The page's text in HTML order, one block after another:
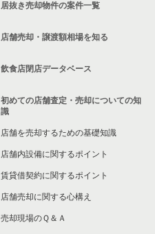
居抜き売却物件の案件一覧
店舗売却・譲渡額相場を知る
飲食店閉店データベース
初めての店舗査定・売却についての知
識
店舗を売却するための基礎知識
店舗内設備に関するポイント
賃貸借契約に関するポイント
店舗売却に関する心構え
売却現場のＱ＆Ａ